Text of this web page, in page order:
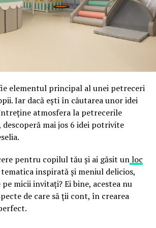
cu identitatea vizuală a unității,
și estetica să funcționeze
una cu cealaltă, pe toată
amenajării, indiferent de câte sezoane
de email spoofing, phishing și
încrederea în brand.
de Securitate Cibernetică (DNSC)
recomandă verificarea atentă a
raportarea incidentelor la numărul
în ultimele săptămâni folosesc
coduri QR malițioase și mesaje care
premii sau acces gratuit la
în luna mai un avertisment privind
platforma oficială prin
denumirii domeniului, precum
elementul principal al unei petreceri
Iar dacă ești în căutarea unor idei
atmosfera la petrecerile
mai jos 6 idei potrivite
pentru copilul tău și ai găsit unloc
inspirată și meniul delicios,
micii invitați? Ei bine, acestea nu
de care să ții cont, în crearea